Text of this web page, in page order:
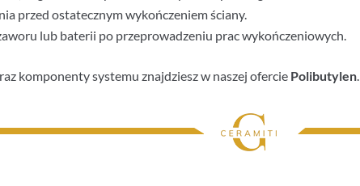
przed ostatecznym wykończeniem ściany.
lub baterii po przeprowadzeniu prac wykończeniowych.
komponenty systemu znajdziesz w naszej ofercie Polibutylen.